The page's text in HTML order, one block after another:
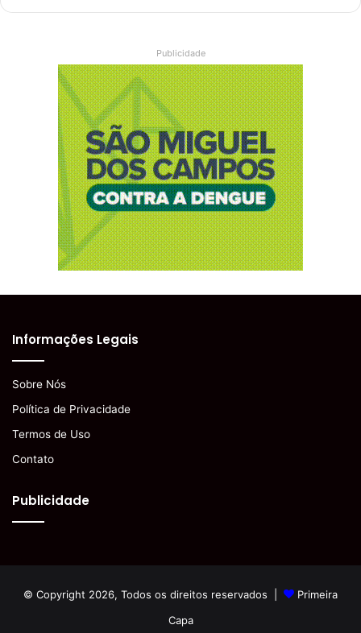
Publicidade
Informações Legais
Sobre Nós
Política de Privacidade
Termos de Uso
Contato
Publicidade
© Copyright 2026, Todos os direitos reservados |
Primeira
Capa